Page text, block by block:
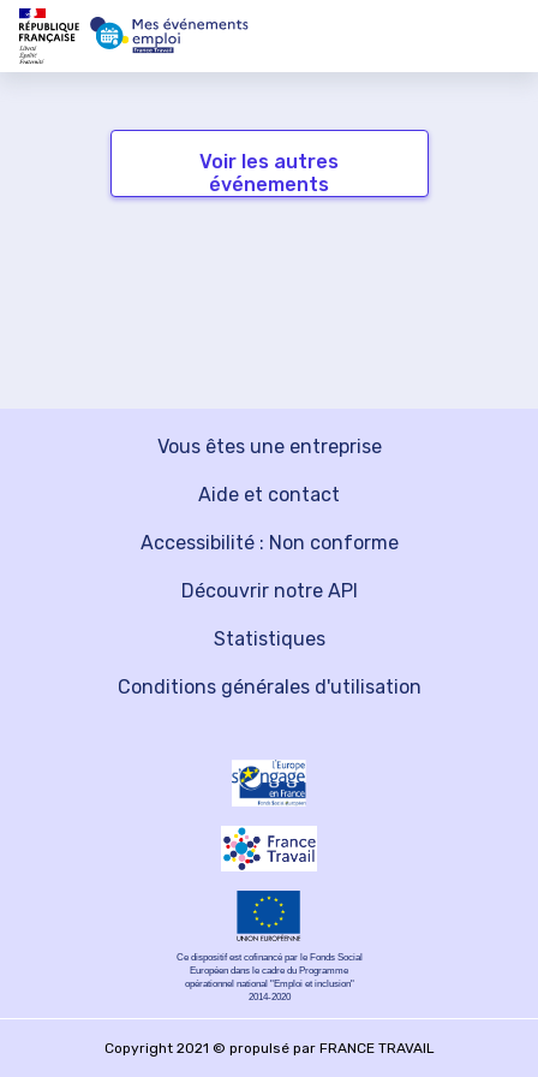
Voir les autres
événements
Vous êtes une entreprise
Découvrir notre API
Aide et contact
Statistiques
Accessibilité : Non conforme
Conditions générales d'utilisation
Ce dispositif est cofinancé par le Fonds Social
Européen dans le cadre du Programme
opérationnel national "Emploi et inclusion"
2014-2020
Copyright 2021 © propulsé par FRANCE TRAVAIL